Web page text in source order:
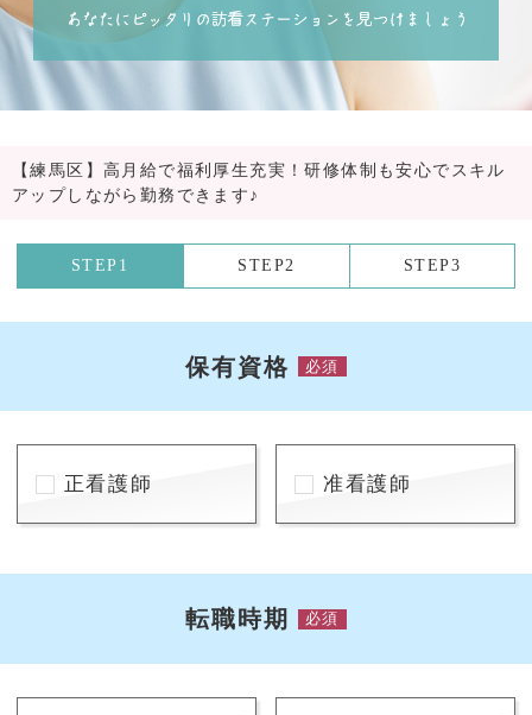
【練馬区】高月給で福利厚生充実！研修体制も安心でスキル
アップしながら勤務できます♪
STEP1 STEP2 STEP3
保有資格 必須
正看護師 准看護師
転職時期 必須